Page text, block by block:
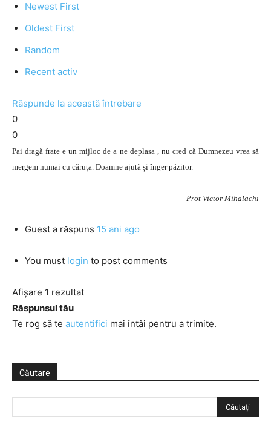
Newest First
Oldest First
Random
Recent activ
Răspunde la această întrebare
0
0
Pai dragă frate e un mijloc de a ne deplasa , nu cred că Dumnezeu vrea să
mergem numai cu căruța. Doamne ajută și înger păzitor.
Prot Victor Mihalachi
Guest a răspuns 15 ani ago
You must login to post comments
Afișare 1 rezultat
Răspunsul tău
Te rog să te autentifici mai întâi pentru a trimite.
Căutare